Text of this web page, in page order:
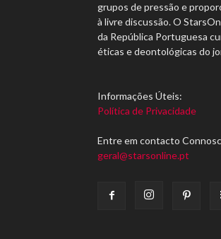
grupos de pressão e
à livre discussão. O
da República Portuguesa
éticas e deontológicas do
Informações Úteis:
Política de Privacidade
Entre em contacto
geral@starsonline.pt